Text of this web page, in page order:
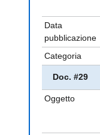
Data
pubblicazione
Categoria
Doc. #29
Oggetto